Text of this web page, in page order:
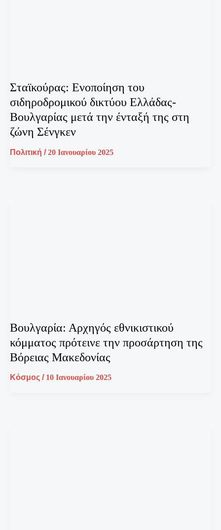
Σταϊκούρας: Ενοποίηση του
σιδηροδρομικού δικτύου Ελλάδας-
Βουλγαρίας μετά την ένταξή της στη
ζώνη Σένγκεν
Πολιτική /20 Ιανουαρίου 2025
Βουλγαρία: Αρχηγός εθνικιστικού
κόμματος πρότεινε την προσάρτηση της
Βόρειας Μακεδονίας
Κόσμος / 10 Ιανουαρίου 2025